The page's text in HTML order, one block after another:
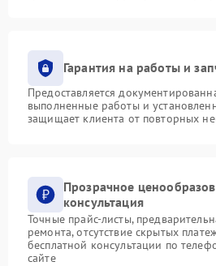
Гарантия на работы и
Предоставляется
выполненные работы и
защищает клиента от повторных
Прозрачное
консультация
Точные прайс-листы,
ремонта, отсутствие скрытых
бесплатной консультации по
сайте